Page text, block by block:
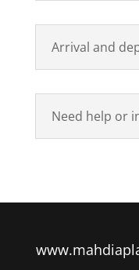
Arrival and
Need help or